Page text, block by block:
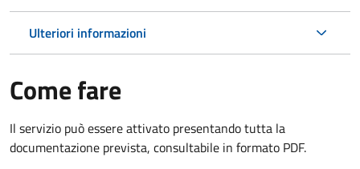
Ulteriori informazioni
Come fare
Il servizio può essere attivato presentando tutta la
documentazione prevista, consultabile in formato PDF.